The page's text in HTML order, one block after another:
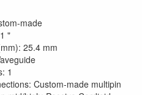
made
"
25.4 mm
1
Custom-made multipin